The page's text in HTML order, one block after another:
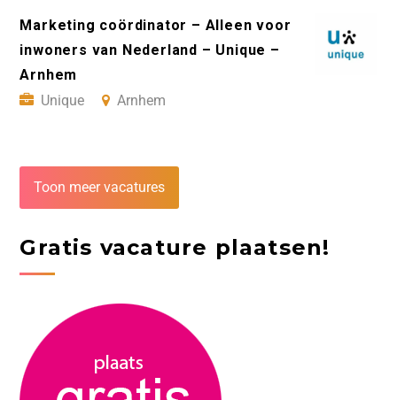
Marketing coördinator – Alleen voor
inwoners van Nederland – Unique –
Arnhem
Unique
Arnhem
Toon meer vacatures
Gratis vacature plaatsen!